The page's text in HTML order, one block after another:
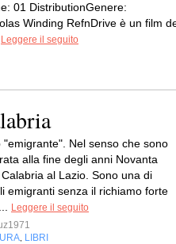
01 DistributionGenere:
Winding RefnDrive è un film
Leggere il seguito
"emigrante". Nel senso che sono
alla fine degli anni Novanta
al Lazio. Sono una di
emigranti senza il richiamo forte
Leggere il seguito
LIBRI